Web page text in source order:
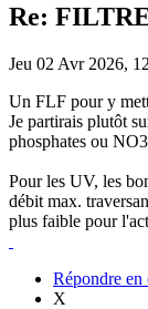
Re:
Jeu 02 Avr 2026,
Un FLF pour y
Je partirais plutôt
phosphates ou
Pour les UV, les
débit max.
plus faible pour
Répondre en
X